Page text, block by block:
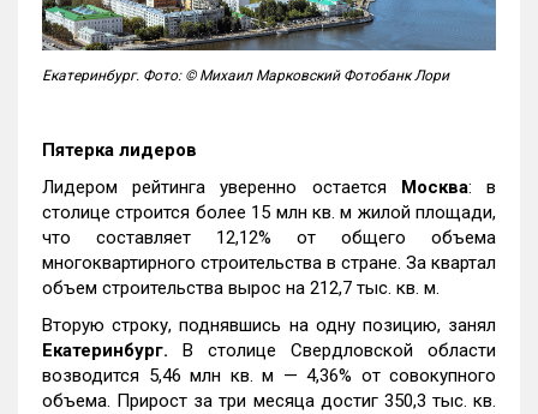
Екатеринбург. Фото: © Михаил Марковский Фотобанк Лори
Пятерка лидеров
Лидером рейтинга уверенно остается Москва: в
столице строится более 15 млн кв. м жилой площади,
что составляет 12,12% от общего объема
многоквартирного строительства в стране. За квартал
объем строительства вырос на 212,7 тыс. кв. м.
Вторую строку, поднявшись на одну позицию, занял
Екатеринбург. В столице Свердловской области
возводится 5,46 млн кв. м — 4,36% от совокупного
объема. Прирост за три месяца достиг 350,3 тыс. кв.